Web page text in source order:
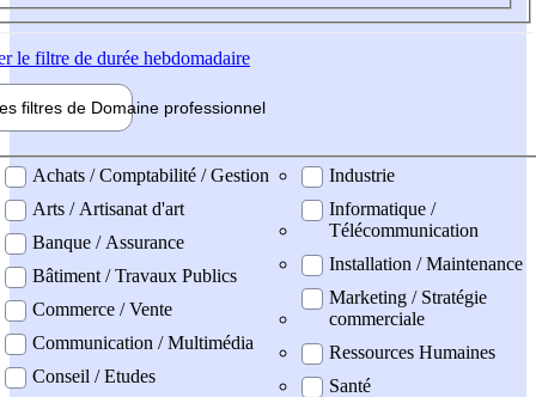
le filtre de durée hebdomadaire
filtres de Domaine professionnel
professionel
Achats / Comptabilité / Gestion
Arts / Artisanat d'art
Banque / Assurance
Bâtiment / Travaux Publics
Commerce / Vente
Communication / Multimédia
Conseil / Etudes
Industrie
Informatique /
Télécommunication
Installation / Maintenance
Marketing / Stratégie
commerciale
Ressources Humaines
Santé